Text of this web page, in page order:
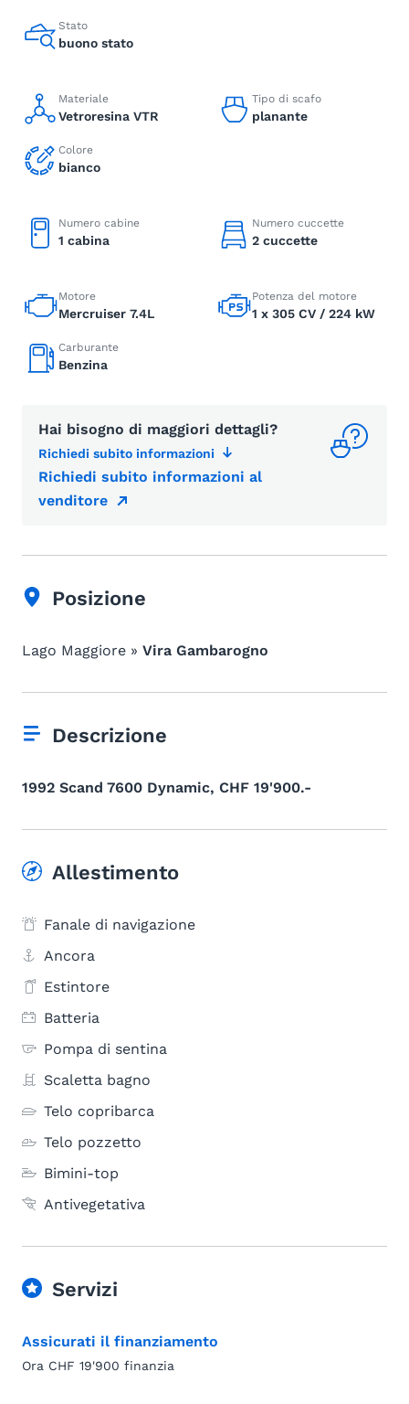
Stato
buono stato
Materiale
Vetroresina VTR
Tipo di scafo
planante
Colore
bianco
Numero cabine
1 cabina
Numero cuccette
2 cuccette
Motore
Mercruiser 7.4L
Potenza del motore
1 x 305 CV / 224 kW
Carburante
Benzina
Hai bisogno di maggiori dettagli?
Richiedi subito informazioni
Richiedi subito informazioni al
venditore
Posizione
Lago Maggiore » Vira Gambarogno
Descrizione
1992 Scand 7600 Dynamic, CHF 19'900.-
Allestimento
Fanale di navigazione
Ancora
Estintore
Batteria
Pompa di sentina
Scaletta bagno
Telo copribarca
Telo pozzetto
Bimini-top
Antivegetativa
Servizi
Assicurati il finanziamento
Ora CHF 19'900 finanzia